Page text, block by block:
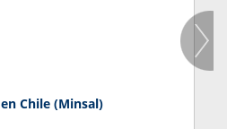
Chile (Minsal)